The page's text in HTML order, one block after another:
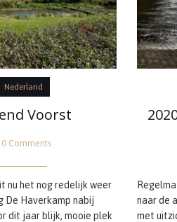
Nederland
Voorst
0 Comments
nu het nog redelijk weer
De Haverkamp nabij
dit jaar blijk, mooie plek
naar de
met